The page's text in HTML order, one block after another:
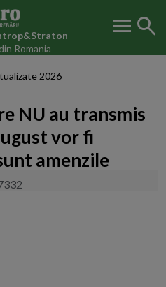
-
Romania
menu search
2026
NU au transmis
vor fi
amenzile